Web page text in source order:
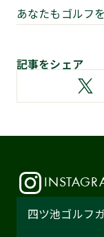
あなたもゴルフ
記事をシェア
四ツ池ゴルフ